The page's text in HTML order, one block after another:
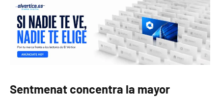
Sentmenat concentra la mayor